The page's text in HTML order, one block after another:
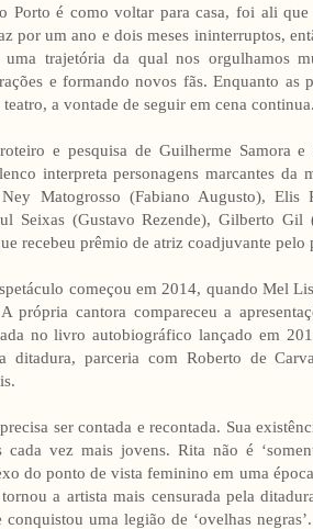
Porto é como voltar para casa, foi ali
por um ano e dois meses ininterruptos,
uma trajetória da qual nos orgulhamos
e formando novos fãs. Enquanto as
a vontade de seguir em cena
e pesquisa de Guilherme Samora
interpreta personagens marcantes
Matogrosso (Fabiano Augusto),
Seixas (Gustavo Rezende), Gilberto
recebeu prêmio de atriz coadjuvante pelo
começou em 2014, quando Mel
própria cantora compareceu a
no livro autobiográfico lançado em
ditadura, parceria com Roberto de
ser contada e recontada. Sua
cada vez mais jovens. Rita não é
do ponto de vista feminino em uma
a artista mais censurada pela
uma legião de ‘ovelhas